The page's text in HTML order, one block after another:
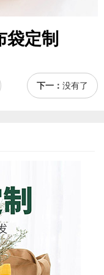
定制
下一： 没有了